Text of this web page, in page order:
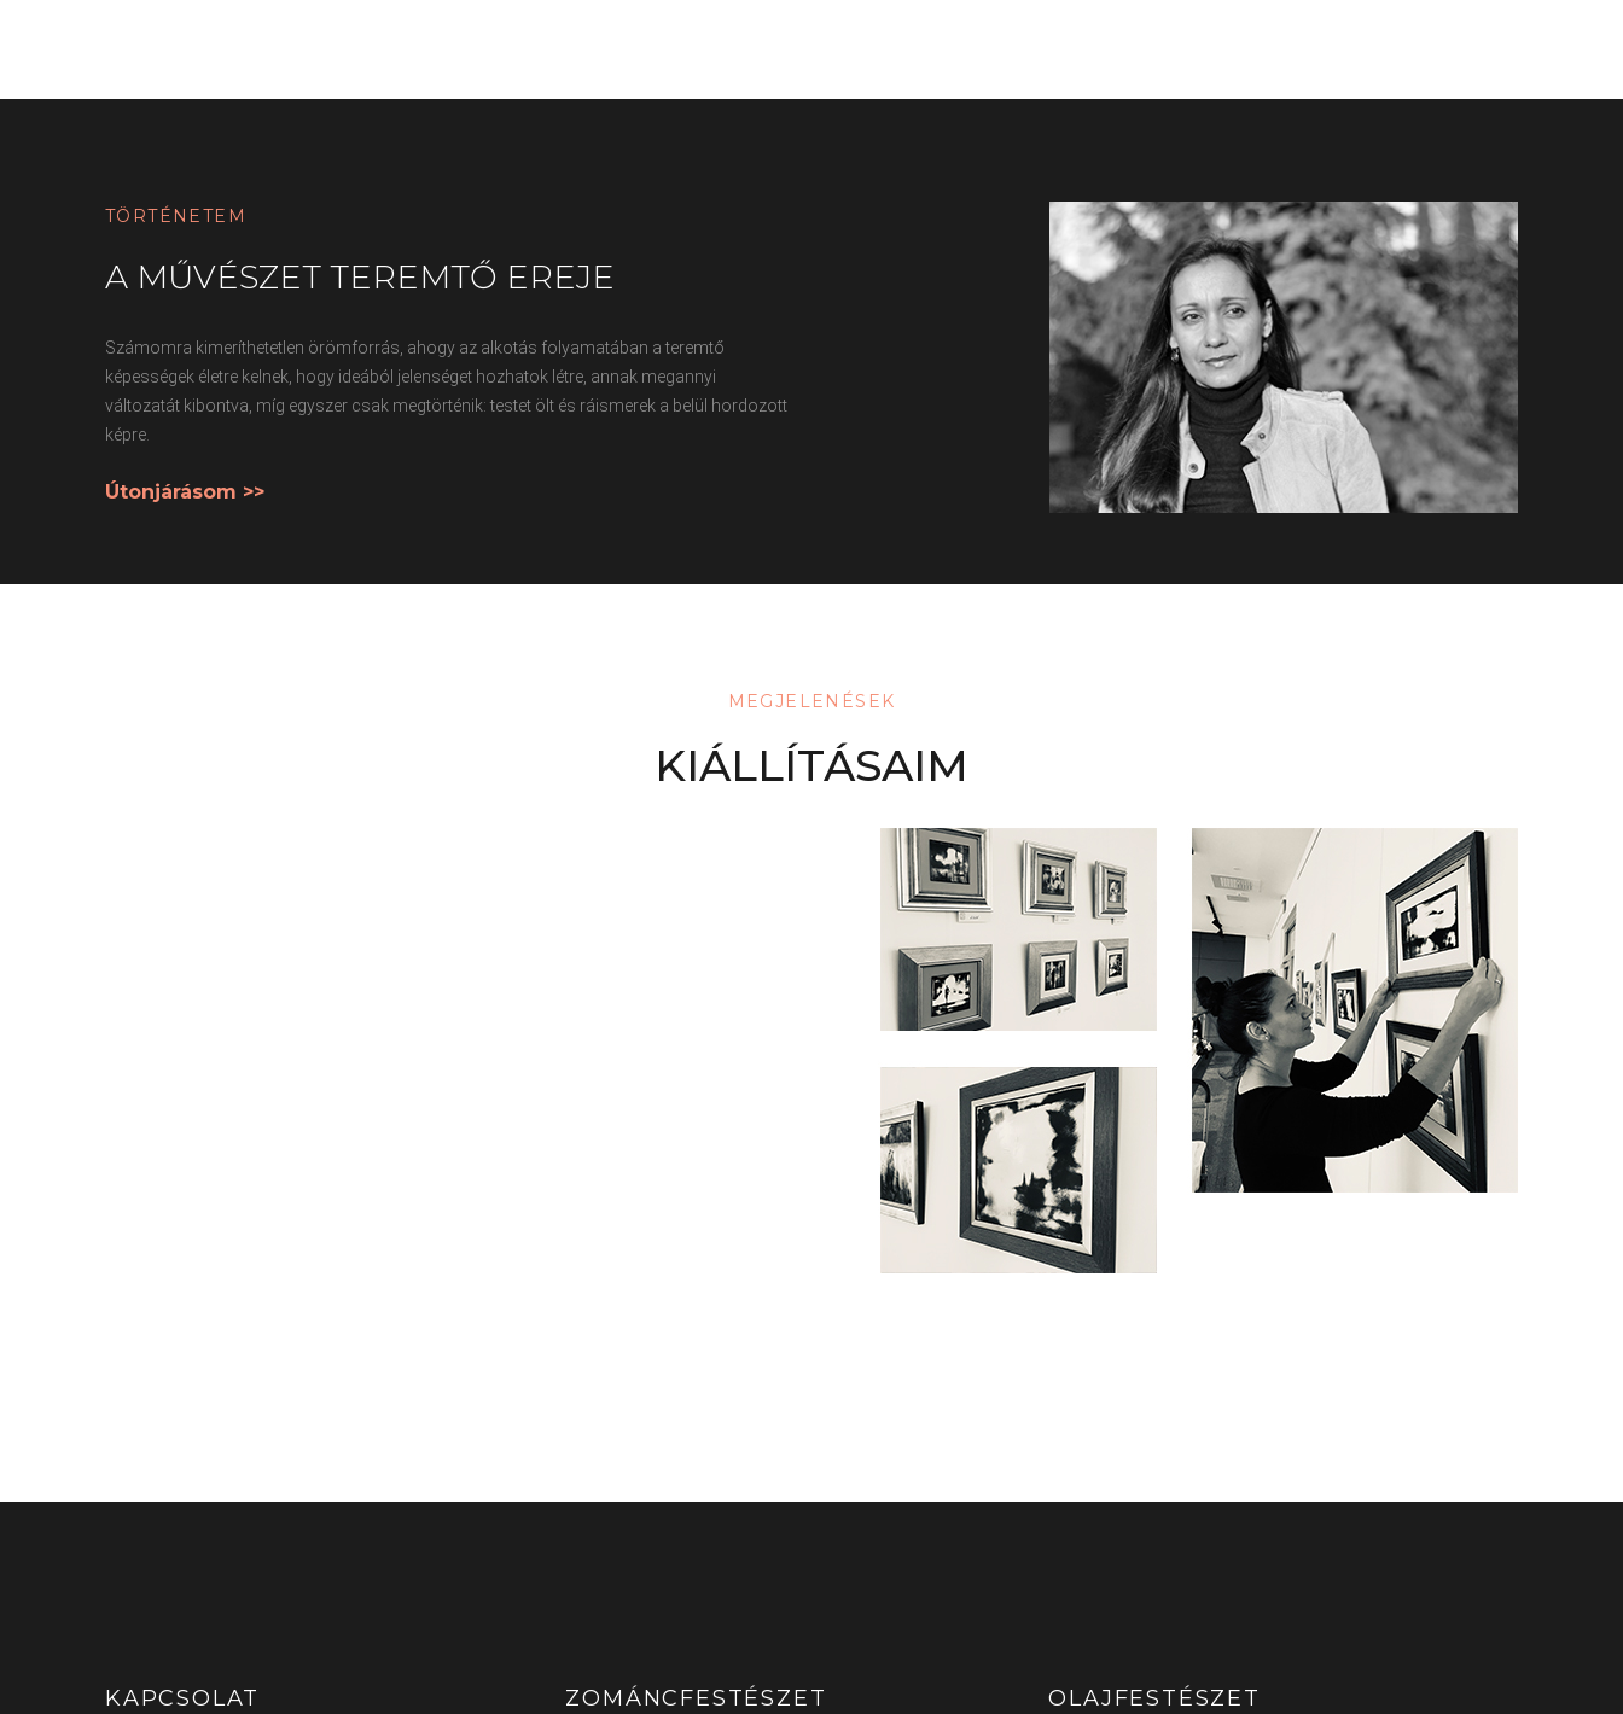
TÖRTÉNETEM
A MŰVÉSZET TEREMTŐ EREJE
Számomra kimeríthetetlen örömforrás, ahogy az alkotás folyamatában a teremtő
képességek életre kelnek, hogy ideából jelenséget hozhatok létre, annak megannyi
változatát kibontva, míg egyszer csak megtörténik: testet ölt és ráismerek a belül hordozott
képre.
Útonjárásom >>
MEGJELENÉSEK
KIÁLLÍTÁSAIM
KAPCSOLAT ZOMÁNCFESTÉSZET OLAJFESTÉSZET